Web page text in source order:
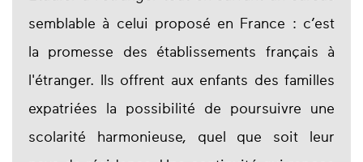
semblable à celui proposé en France : c’est
la promesse des établissements français à
l'étranger. Ils offrent aux enfants des familles
expatriées la possibilité de poursuivre une
scolarité harmonieuse, quel que soit leur